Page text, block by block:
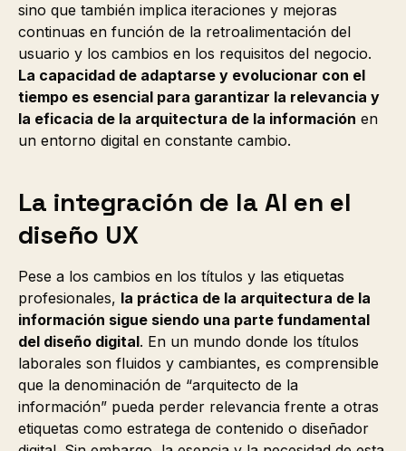
sino que también implica iteraciones y mejoras
continuas en función de la retroalimentación del
usuario y los cambios en los requisitos del negocio.
La capacidad de adaptarse y evolucionar con el
tiempo es esencial para garantizar la relevancia y
la eficacia de la arquitectura de la información en
un entorno digital en constante cambio.
La integración de la AI en el
diseño UX
Pese a los cambios en los títulos y las etiquetas
profesionales, la práctica de la arquitectura de la
información sigue siendo una parte fundamental
del diseño digital. En un mundo donde los títulos
laborales son fluidos y cambiantes, es comprensible
que la denominación de “arquitecto de la
información” pueda perder relevancia frente a otras
etiquetas como estratega de contenido o diseñador